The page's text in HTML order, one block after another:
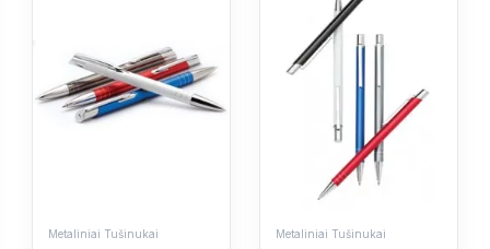
Metaliniai Tušinukai Metaliniai Tušinukai